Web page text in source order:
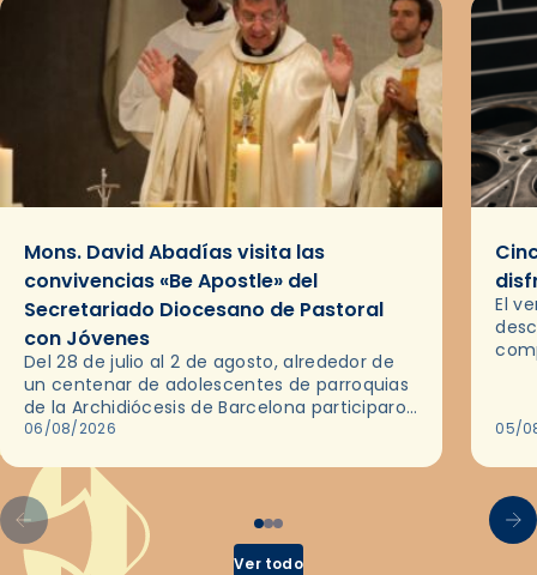
Mons. David Abadías visita las
convivencias «Be Apostle» del
Secretariado Diocesano de Pastoral
con Jóvenes
Del 28 de julio al 2 de agosto, alrededor de
un centenar de adolescentes de parroquias
de la Archidiócesis de Barcelona participaron
en las convivencias Be Apostle, organizadas
06/08/2026
El
05/
Ver todo